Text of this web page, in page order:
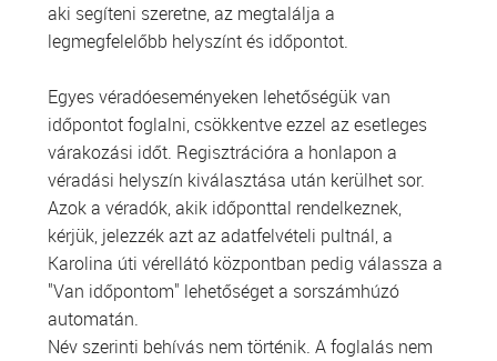
VÁRÓLISTÁK
aki segíteni szeretne, az megtalálja a
legmegfelelőbb helyszínt és időpontot.
Egyes véradóeseményeken lehetőségük van
időpontot foglalni, csökkentve ezzel az esetleges
várakozási időt. Regisztrációra a honlapon a
véradási helyszín kiválasztása után kerülhet sor.
Azok a véradók, akik időponttal rendelkeznek,
kérjük, jelezzék azt az adatfelvételi pultnál, a
Karolina úti vérellátó központban pedig válassza a
"Van időpontom" lehetőséget a sorszámhúzó
automatán.
Név szerinti behívás nem történik. A foglalás nem